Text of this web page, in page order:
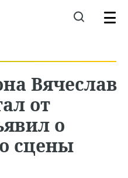
Вячеслав
от
о
сцены